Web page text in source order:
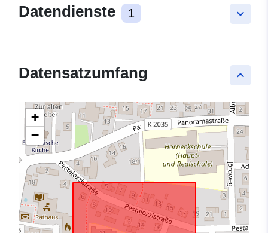
keyboard_arrow_down
Datendienste 1
keyboard_arrow_up
Datensatzumfang
+
−